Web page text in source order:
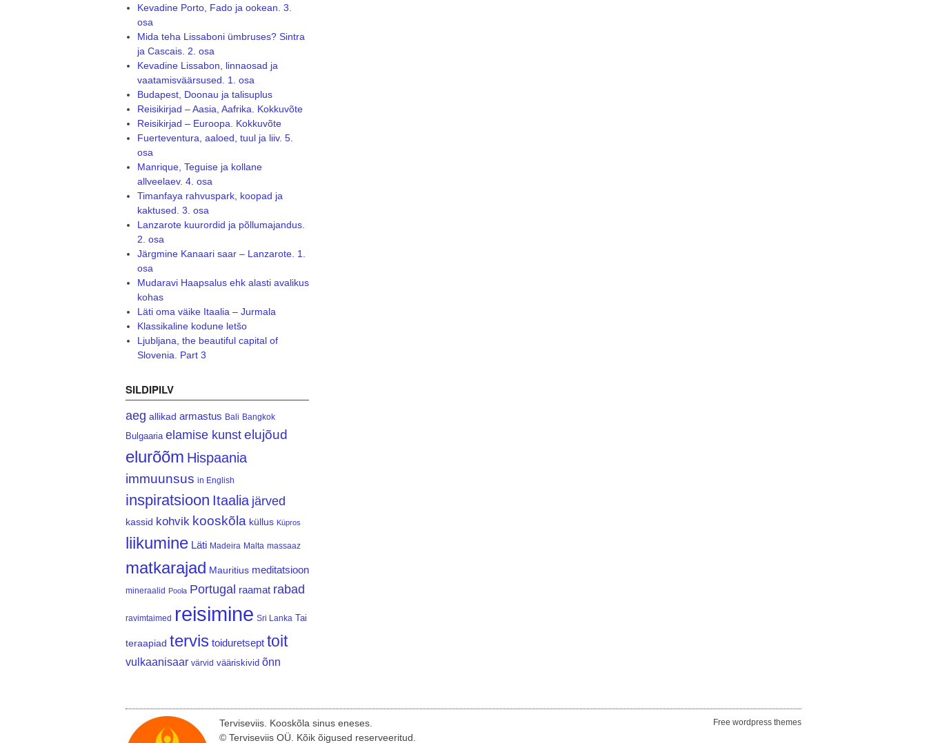
Kevadine Porto, Fado ja ookean. 3.
osa
Mida teha Lissaboni ümbruses? Sintra
ja Cascais. 2. osa
Kevadine Lissabon, linnaosad ja
vaatamisväärsused. 1. osa
Budapest, Doonau ja talisuplus
Reisikirjad – Aasia, Aafrika. Kokkuvõte
Reisikirjad – Euroopa. Kokkuvõte
Fuerteventura, aaloed, tuul ja liiv. 5.
osa
Manrique, Teguise ja kollane
allveelaev. 4. osa
Timanfaya rahvuspark, koopad ja
kaktused. 3. osa
Lanzarote kuurordid ja põllumajandus.
2. osa
Järgmine Kanaari saar – Lanzarote. 1.
osa
Mudaravi Haapsalus ehk alasti avalikus
kohas
Läti oma väike Itaalia – Jurmala
Klassikaline kodune letšo
Ljubljana, the beautiful capital of
Slovenia. Part 3
SILDIPILV
aeg allikad armastus Bali Bangkok
Bulgaaria elamise kunst elujõud
elurõõm Hispaania
immuunsus in English
inspiratsioon Itaalia järved
kassid kohvik kooskõla küllus Küpros
liikumine Läti Madeira Malta massaaz
matkarajad Mauritius meditatsioon
mineraalid Poola Portugal raamat rabad
ravimtaimed reisimine Sri Lanka Tai
teraapiad tervis toiduretsept toit
vulkaanisaar värvid vääriskivid õnn
Terviseviis. Kooskõla sinus eneses.
© Terviseviis OÜ. Kõik õigused reserveeritud.
Free wordpress themes